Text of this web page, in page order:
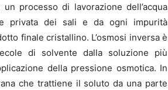
processo di lavorazione dell’acqua
privata dei sali e da ogni impurità
finale cristallino. L’osmosi inversa è
di solvente dalla soluzione più
della pressione osmotica. In
che trattiene il soluto da una parte